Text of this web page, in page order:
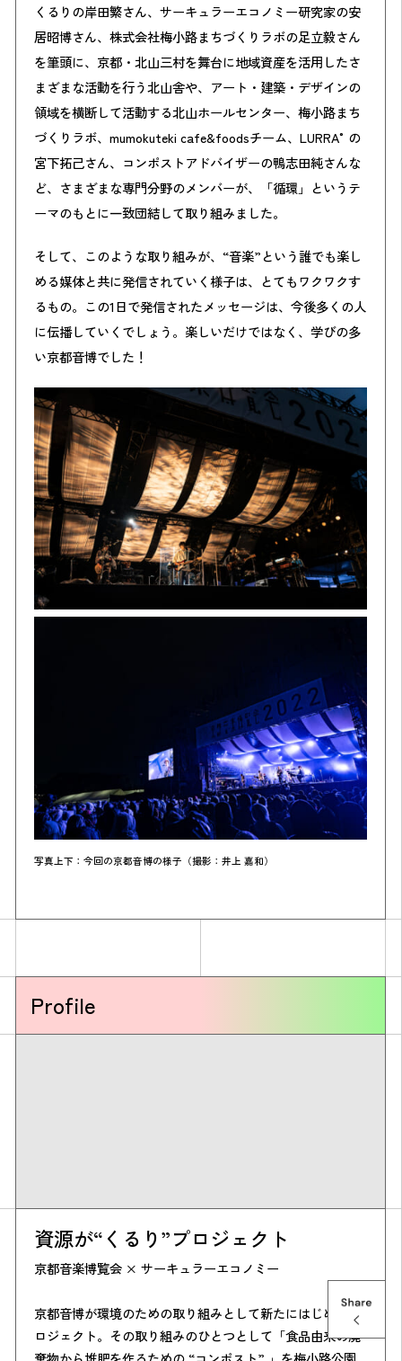
くるりの岸田繁さん、サーキュラーエコノミー研究家の安
居昭博さん、株式会社梅小路まちづくりラボの足立毅さん
を筆頭に、京都・北山三村を舞台に地域資産を活用したさ
まざまな活動を行う北山舎や、アート・建築・デザインの
領域を横断して活動する北山ホールセンター、梅小路まち
づくりラボ、mumokuteki cafe&foodsチーム、LURRA°の
宮下拓己さん、コンポストアドバイザーの鴨志田純さんな
ど、さまざまな専門分野のメンバーが、「循環」というテ
ーマのもとに一致団結して取り組みました。
そして、このような取り組みが、“音楽”という誰でも楽し
める媒体と共に発信されていく様子は、とてもワクワクす
るもの。この1日で発信されたメッセージは、今後多くの人
に伝播していくでしょう。楽しいだけではなく、学びの多
い京都音博でした！
写真上下：今回の京都音博の様子（撮影：井上 嘉和）
Profile
資源が“くるり”プロジェクト
京都音楽博覧会 × サーキュラーエコノミー
京都音博が環境のための取り組みとして新たにはじめたプ
ロジェクト。その取り組みのひとつとして「食品由来の廃